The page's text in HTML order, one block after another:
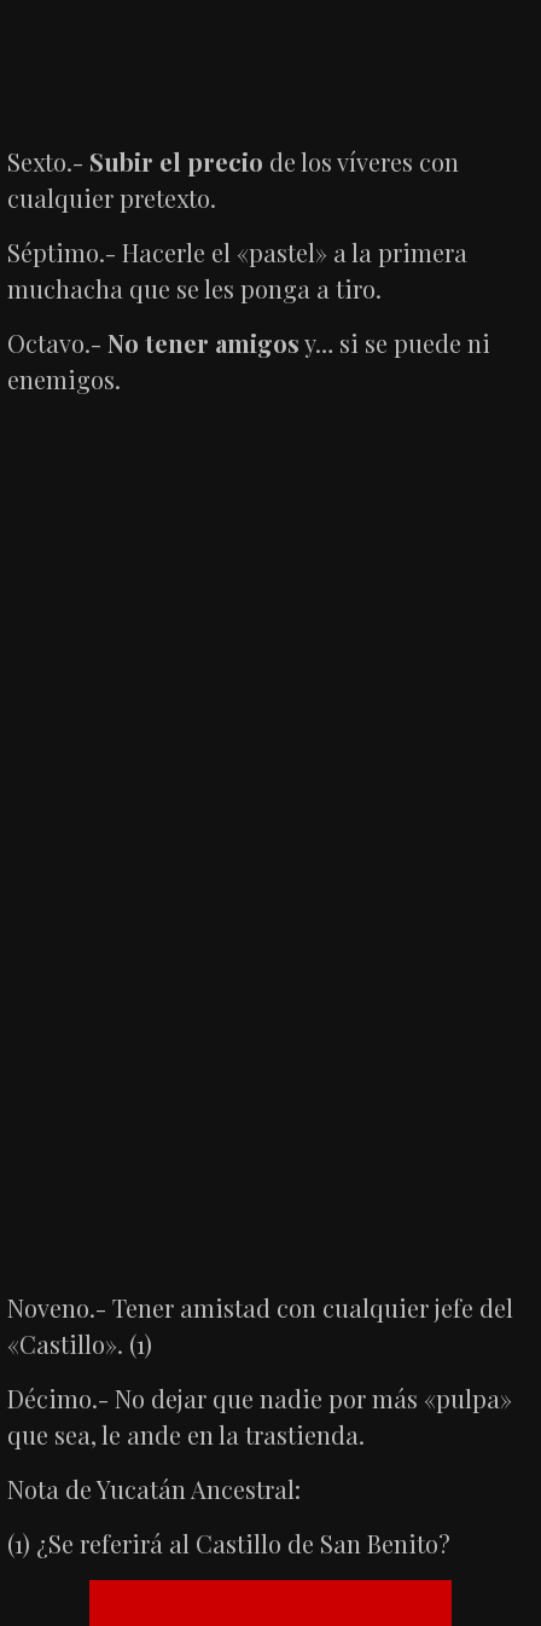
Sexto.- Subir el precio de los víveres con
cualquier pretexto.
Séptimo.- Hacerle el «pastel» a la primera
muchacha que se les ponga a tiro.
Octavo.-No tener amigosy… si se puede ni
enemigos.
Noveno.- Tener amistad con cualquier jefe del
«Castillo». (1)
Décimo.- No dejar que nadie por más «pulpa»
que sea, le ande en la trastienda.
Nota de Yucatán Ancestral:
(1) ¿Se referirá al Castillo de San Benito?